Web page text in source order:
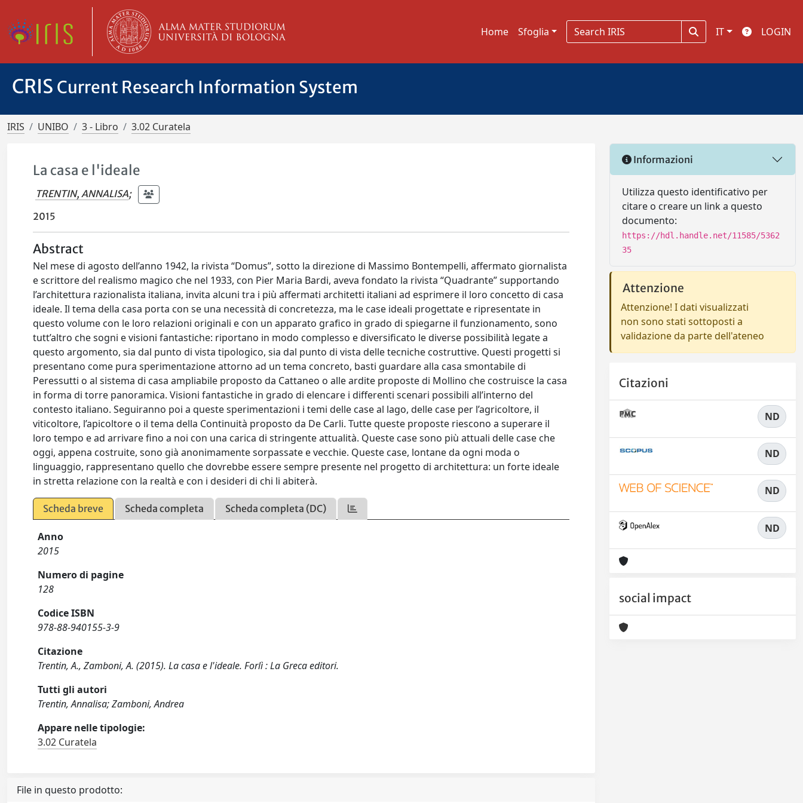
Home Sfoglia IT LOGIN
CRIS Current Research Information System
IRIS UNIBO 3 - Libro 3.02 Curatela
La casa e l'ideale
TRENTIN, ANNALISA;
2015
Abstract
Nel mese di agosto dell’anno 1942, la rivista “Domus”, sotto la direzione di Massimo Bontempelli, affermato giornalista
e scrittore del realismo magico che nel 1933, con Pier Maria Bardi, aveva fondato la rivista “Quadrante” supportando
l’architettura razionalista italiana, invita alcuni tra i più affermati architetti italiani ad esprimere il loro concetto di casa
ideale. Il tema della casa porta con se una necessità di concretezza, ma le case ideali progettate e ripresentate in
questo volume con le loro relazioni originali e con un apparato grafico in grado di spiegarne il funzionamento, sono
tutt’altro che sogni e visioni fantastiche: riportano in modo complesso e diversificato le diverse possibilità legate a
questo argomento, sia dal punto di vista tipologico, sia dal punto di vista delle tecniche costruttive. Questi progetti si
presentano come pura sperimentazione attorno ad un tema concreto, basti guardare alla casa smontabile di
Peressutti o al sistema di casa ampliabile proposto da Cattaneo o alle ardite proposte di Mollino che costruisce la casa
in forma di torre panoramica. Visioni fantastiche in grado di elencare i differenti scenari possibili all’interno del
contesto italiano. Seguiranno poi a queste sperimentazioni i temi delle case al lago, delle case per l’agricoltore, il
viticoltore, l’apicoltore o il tema della Continuità proposto da De Carli. Tutte queste proposte riescono a superare il
loro tempo e ad arrivare fino a noi con una carica di stringente attualità. Queste case sono più attuali delle case che
oggi, appena costruite, sono già anonimamente sorpassate e vecchie. Queste case, lontane da ogni moda o
linguaggio, rappresentano quello che dovrebbe essere sempre presente nel progetto di architettura: un forte ideale
in stretta relazione con la realtà e con i desideri di chi li abiterà.
Scheda breve Scheda completa Scheda completa (DC)
Anno
2015
Numero di pagine
128
Codice ISBN
978-88-940155-3-9
Citazione
Trentin, A., Zamboni, A. (2015). La casa e l'ideale. Forlì : La Greca editori.
Tutti gli autori
Trentin, Annalisa; Zamboni, Andrea
Appare nelle tipologie:
3.02 Curatela
File in questo prodotto:
Informazioni
Utilizza questo identificativo per
citare o creare un link a questo
documento:
https://hdl.handle.net/11585/5362
35
Attenzione
Attenzione! I dati visualizzati
non sono stati sottoposti a
validazione da parte dell'ateneo
Citazioni
ND
ND
ND
ND
social impact